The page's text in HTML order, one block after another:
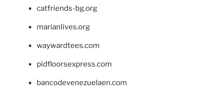
catfriends-bg.org
marianlives.org
waywardtees.com
pidfloorsexpress.com
bancodevenezuelaen.com